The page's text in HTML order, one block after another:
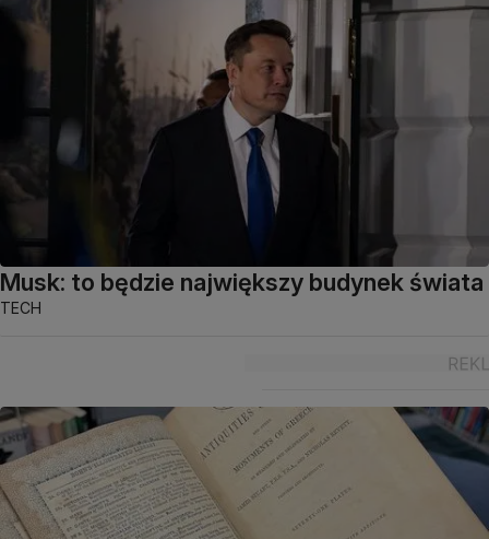
Musk: to będzie największy budynek świata
TECH